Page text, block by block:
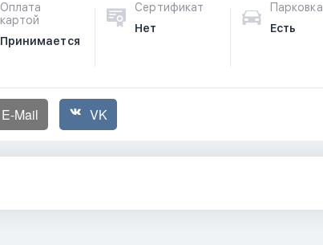
Оплата
картой
Принимается
Сертификат
Нет
Парковка
Есть
E-Mail VK